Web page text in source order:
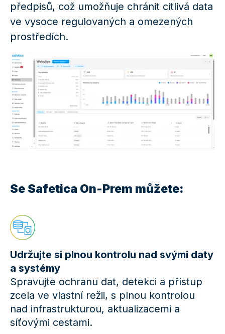
předpisů, což umožňuje chránit citlivá data
ve vysoce regulovaných a omezených
prostředích.
Se Safetica On-Prem můžete:
Udržujte si plnou kontrolu nad svými daty
a systémy
Spravujte ochranu dat, detekci a přístup
zcela ve vlastní režii, s plnou kontrolou
nad infrastrukturou, aktualizacemi a
síťovými cestami.